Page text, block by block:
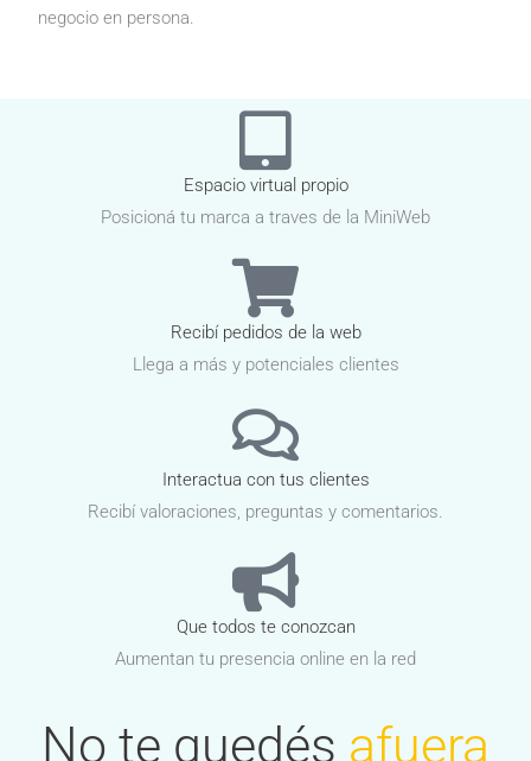
negocio en persona.
Espacio virtual propio
Posicioná tu marca a traves de la MiniWeb
Recibí pedidos de la web
Llega a más y potenciales clientes
Interactua con tus clientes
Recibí valoraciones, preguntas y comentarios.
Que todos te conozcan
Aumentan tu presencia online en la red
No te quedés afuera